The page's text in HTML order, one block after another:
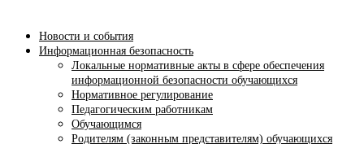
Новости и события
Информационная безопасность
Локальные нормативные акты в сфере обеспечения
информационной безопасности обучающихся
Нормативное регулирование
Педагогическим работникам
Обучающимся
Родителям (законным представителям) обучающихся